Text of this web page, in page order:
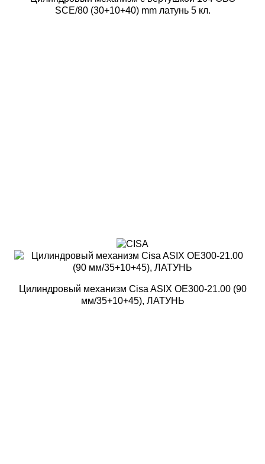
SCE/80 (30+10+40) mm латунь 5 кл.
Цилиндровый механизм Cisa ASIX OE300-21.00 (90
мм/35+10+45), ЛАТУНЬ